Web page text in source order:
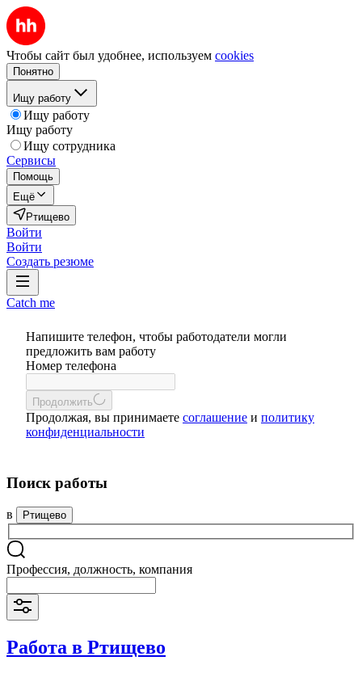
Чтобы сайт был удобнее, используем cookies
Понятно
Ищу работу
Ищу работу
Ищу работу
Ищу сотрудника
Сервисы
Помощь
Ещё
Ртищево
Войти
Войти
Создать резюме
Catch me
Напишите телефон, чтобы работодатели могли
предложить вам работу
Номер телефона
Продолжить
Продолжая, вы принимаете соглашение и политику
конфиденциальности
Поиск работы
в Ртищево
Профессия, должность, компания
Работа в Ртищево